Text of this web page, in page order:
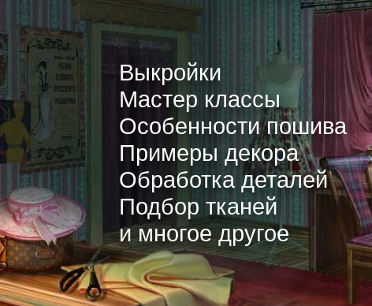
Выкройки
Мастер классы
Особенности пошива
Примеры декора
Обработка деталей
Подбор тканей
и многое другое